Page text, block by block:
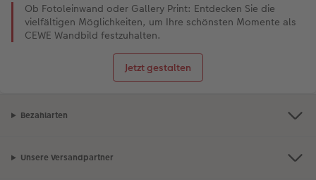
Ob Fotoleinwand oder Gallery Print: Entdecken Sie die
vielfältigen Möglichkeiten, um Ihre schönsten Momente als
CEWE Wandbild festzuhalten.
Jetzt gestalten
Bezahlarten
Unsere Versandpartner